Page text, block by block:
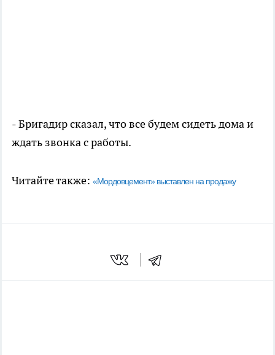
- Бригадир сказал, что все будем сидеть дома и
ждать звонка с работы.
Читайте также: «Мордовцемент» выставлен на продажу